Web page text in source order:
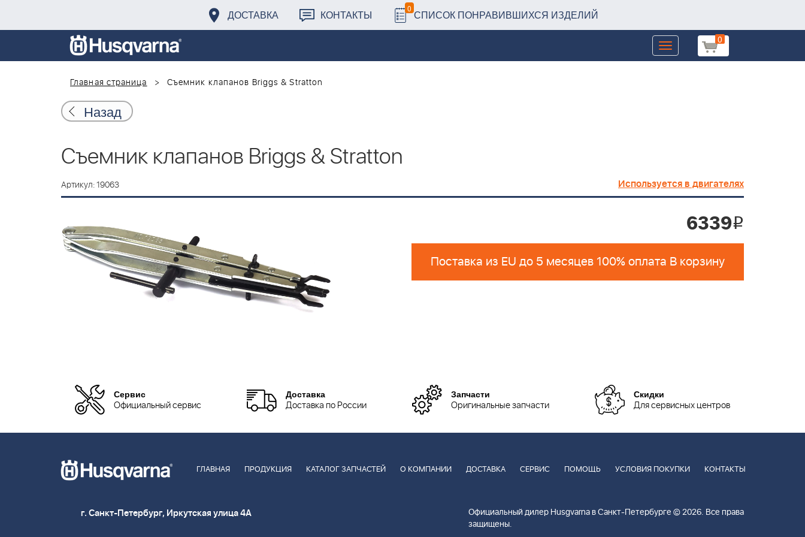
ДОСТАВКА КОНТАКТЫ 0 СПИСОК ПОНРАВИВШИХСЯ ИЗДЕЛИЙ
0
Toggle
navigation
Главная страница
Съемник клапанов Briggs & Stratton
Назад
Съемник клапанов Briggs & Stratton
Артикул: 19063 Используется в двигателях
6339i
Поставка из EU до 5 месяцев 100% оплата В корзину
Сервис
Официальный сервис
Доставка
Доставка по России
Запчасти
Оригинальные запчасти
Скидки
Для сервисных центров
ГЛАВНАЯ ПРОДУКЦИЯ КАТАЛОГ ЗАПЧАСТЕЙ О КОМПАНИИ ДОСТАВКА СЕРВИС ПОМОЩЬ УСЛОВИЯ ПОКУПКИ КОНТАКТЫ
г. Санкт-Петербург, Иркутская улица 4А
Официальный дилер Husgvarna в Санкт-Петербурге © 2026. Все права
защищены.